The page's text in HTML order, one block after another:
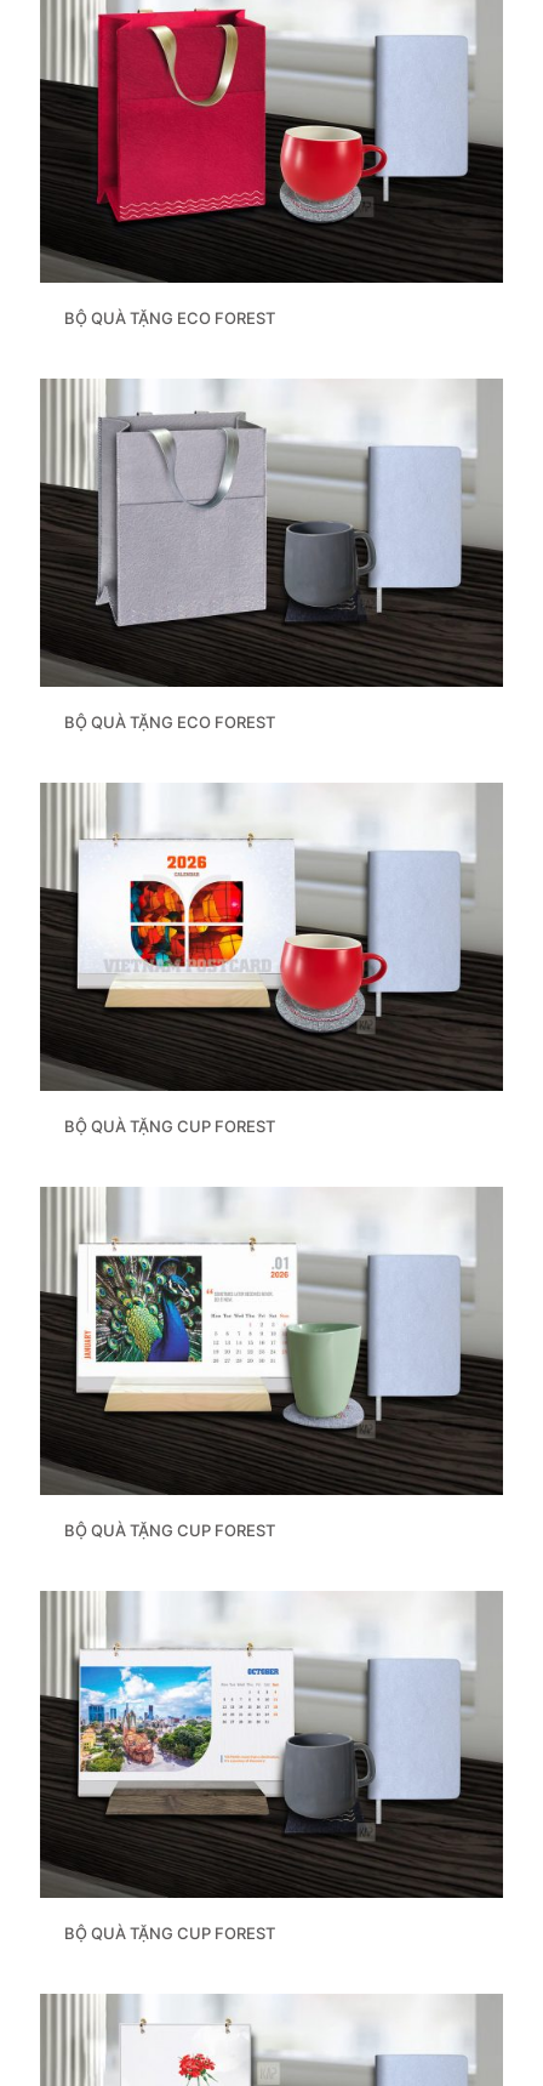
BỘ QUÀ TẶNG ECO FOREST
BỘ QUÀ TẶNG ECO FOREST
BỘ QUÀ TẶNG CUP FOREST
BỘ QUÀ TẶNG CUP FOREST
BỘ QUÀ TẶNG CUP FOREST